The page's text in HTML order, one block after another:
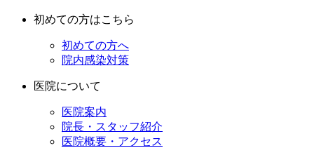
初めての方はこちら
初めての方へ
院内感染対策
医院について
医院案内
院長・スタッフ紹介
医院概要・アクセス